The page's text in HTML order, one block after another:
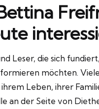
Leser, die sich
möchten.
Leben, ihrer
an der Seite von